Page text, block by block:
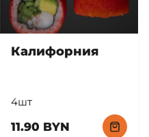
Калифорния
4шт
11.90 BYN